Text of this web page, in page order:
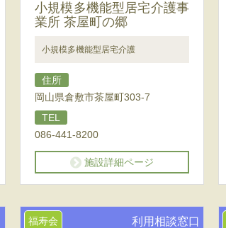
小規模多機能型居宅介護事
業所 茶屋町の郷
小規模多機能型居宅介護
住所
岡山県倉敷市茶屋町303-7
TEL
086-441-8200
施設詳細ページ
福寿会 利用相談窓口